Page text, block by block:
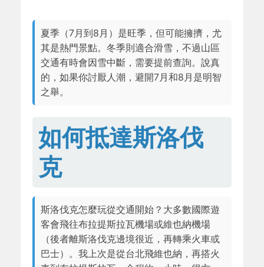
夏季（7月到8月）是旺季，但可能擁擠，尤
其是熱門景點。冬季則適合滑雪，不過山區
交通有時會因雪中斷，需要提前查詢。說真
的，如果你討厭人潮，避開7月和8月是明智
之舉。
如何抵達斯洛伐
克
斯洛伐克怎麼玩從交通開始？大多數國際遊
客會飛往布拉提斯拉瓦機場或維也納機場
（後者離斯洛伐克邊境很近，再轉乘火車或
巴士）。我上次是從台北飛維也納，再搭火